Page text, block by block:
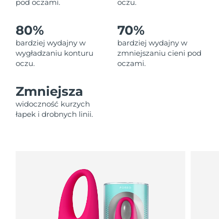
pod oczami.
oczu.
80%
bardziej wydajny w
wygładzaniu konturu
oczu.
70%
bardziej wydajny w
zmniejszaniu cieni pod
oczami.
Zmniejsza
widoczność kurzych
łapek i drobnych linii.
Liban
Oczekiwany czas dostawy
Litwa
Oczekiwany czas dostawy
8/9/26
Luksemburg
Oczekiwany czas dostawy
SRA Makau (Chiny)
Oczekiwany czas dostawy